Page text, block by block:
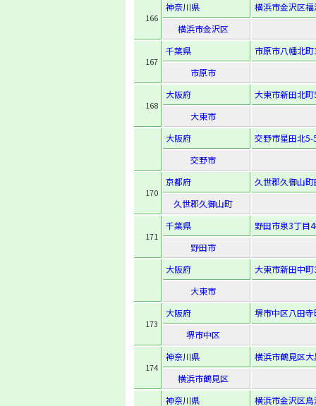
166
神奈川県
横浜市金沢区
横浜市金沢区
167
千葉県
市原市八幡北
市原市
168
大阪府
大東市新田北
大東市
大阪府
交野市星田北
交野市
170
京都府
久世郡久御山
久世郡久御山町
171
千葉県
野田市泉3丁目
野田市
大阪府
大東市新田中
大東市
173
大阪府
堺市中区八田
堺市中区
174
神奈川県
横浜市鶴見区
横浜市鶴見区
神奈川県
横浜市金沢区